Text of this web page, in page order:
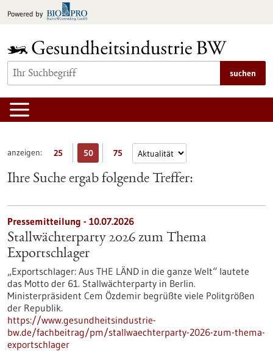
Inhalt
Powered by
suchen
anzeigen: 25 50 75
Ihre Suche ergab folgende Treffer:
Pressemitteilung - 10.07.2026
Stallwächterparty 2026 zum Thema
Exportschlager
„Exportschlager: Aus THE LÄND in die ganze Welt“ lautete
das Motto der 61. Stallwächterparty in Berlin.
Ministerpräsident Cem Özdemir begrüßte viele Politgrößen
der Republik.
https://www.gesundheitsindustrie-
bw.de/fachbeitrag/pm/stallwaechterparty-2026-zum-thema-
exportschlager